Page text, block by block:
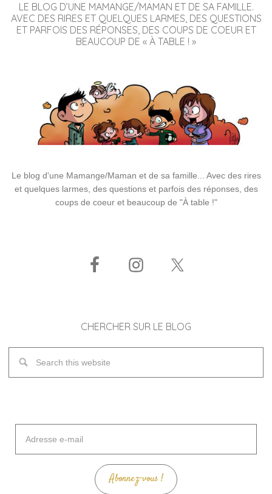
LE BLOG D’UNE MAMANGE/MAMAN ET DE SA FAMILLE.
AVEC DES RIRES ET QUELQUES LARMES, DES QUESTIONS
ET PARFOIS DES RÉPONSES, DES COUPS DE COEUR ET
BEAUCOUP DE « À TABLE ! »
Le blog d'une Mamange/Maman et de sa famille... Avec des rires
et quelques larmes, des questions et parfois des réponses, des
coups de coeur et beaucoup de "À table !"
CHERCHER SUR LE BLOG
mail
Abonnez-vous !